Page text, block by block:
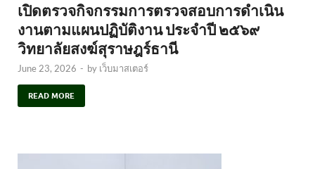
เปิดตรวจกิจกรรมการตรวจสอบการดำเนิน
งานตามแผนปฏิบัติงาน ประจำปี ๒๕๖๙
วิทยาลัยสงฆ์สุราษฎร์ธานี
June 23, 2026 - by เว็บมาสเตอร์
READ MORE